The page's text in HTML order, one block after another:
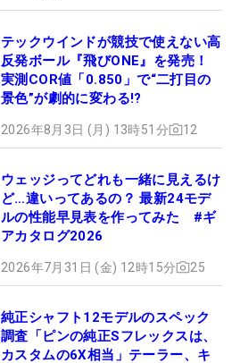
テックウインドが競技で使えない高
反発ボール『飛びONE』を発売！
実測COR値「0.850」で“二打目の
景色”が劇的に変わる!?
2026年8月3日 (月) 13時51分 12
ウェッジってどれも一緒に見えるけ
ど…違いってあるの？ 最新24モデ
ルの性能早見表を作ってみた #ギ
アカタログ2026
2026年7月31日 (金) 12時15分 25
純正シャフト12モデルのスペック
調査「ピンの純正Sフレックスは、
カスタムの6X相当」テーラー、キ